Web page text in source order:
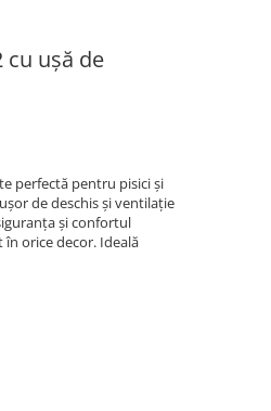
cu ușă de
perfectă pentru pisici și
de deschis și ventilație
și confortul
orice decor. Ideală